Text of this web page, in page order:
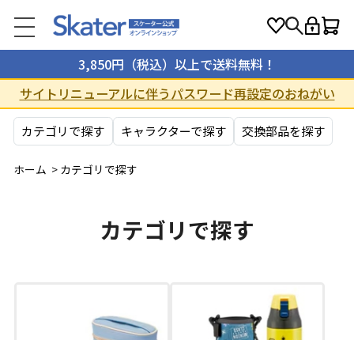
3,850円（税込）以上で送料無料！
サイトリニューアルに伴うパスワード再設定のおねがい
カテゴリで探す キャラクターで探す 交換部品を探す
ホーム > カテゴリで探す
カテゴリで探す